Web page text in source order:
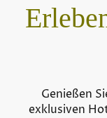
Genießen
exklusiven